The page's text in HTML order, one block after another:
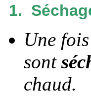
1.
Une
sont
chaud.